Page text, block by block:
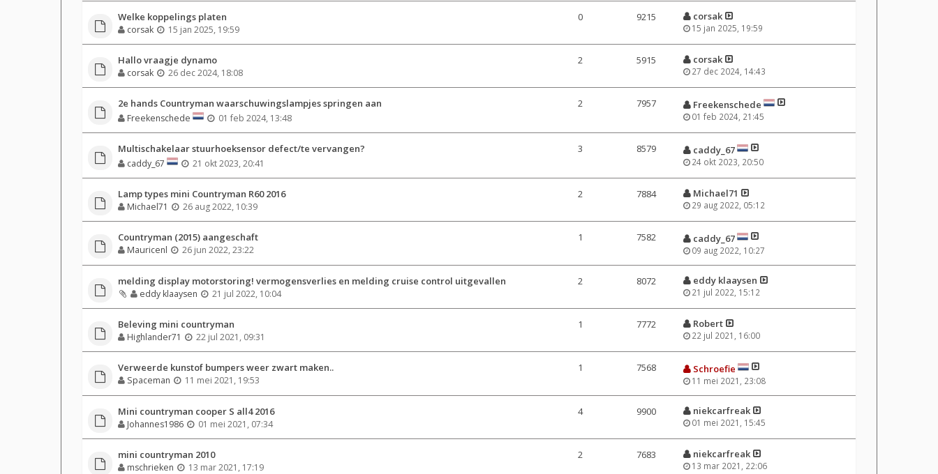
Welke koppelings platen
corsak 15 jan 2025, 19:59
0 9215 corsak
15 jan 2025, 19:59
Hallo vraagje dynamo
corsak 26 dec 2024, 18:08
2 5915 corsak
27 dec 2024, 14:43
2e hands Countryman waarschuwingslampjes springen aan
Freekenschede 01 feb 2024, 13:48
2 7957 Freekenschede
01 feb 2024, 21:45
Multischakelaar stuurhoeksensor defect/te vervangen?
caddy_67 21 okt 2023, 20:41
3 8579 caddy_67
24 okt 2023, 20:50
Lamp types mini Countryman R60 2016
Michael71 26 aug 2022, 10:39
2 7884 Michael71
29 aug 2022, 05:12
Countryman (2015) aangeschaft
Mauricenl 26 jun 2022, 23:22
1 7582 caddy_67
09 aug 2022, 10:27
melding display motorstoring! vermogensverlies en melding cruise control uitgevallen
eddy klaaysen 21 jul 2022, 10:04
2 8072 eddy klaaysen
21 jul 2022, 15:12
Beleving mini countryman
Highlander71 22 jul 2021, 09:31
1 7772 Robert
22 jul 2021, 16:00
Verweerde kunstof bumpers weer zwart maken..
Spaceman 11 mei 2021, 19:53
1 7568 Schroefie
11 mei 2021, 23:08
Mini countryman cooper S all4 2016
Johannes1986 01 mei 2021, 07:34
4 9900 niekcarfreak
01 mei 2021, 15:45
mini countryman 2010
mschrieken 13 mar 2021, 17:19
2 7683 niekcarfreak
13 mar 2021, 22:06